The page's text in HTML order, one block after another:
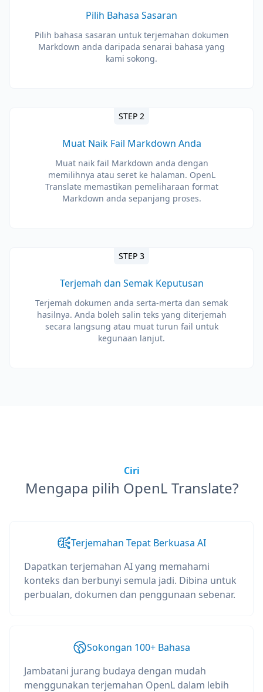
Pilih Bahasa Sasaran
Pilih bahasa sasaran untuk terjemahan dokumen
Markdown anda daripada senarai bahasa yang
kami sokong.
STEP 2
Muat Naik Fail Markdown Anda
Muat naik fail Markdown anda dengan
memilihnya atau seret ke halaman. OpenL
Translate memastikan pemeliharaan format
Markdown anda sepanjang proses.
STEP 3
Terjemah dan Semak Keputusan
Terjemah dokumen anda serta-merta dan semak
hasilnya. Anda boleh salin teks yang diterjemah
secara langsung atau muat turun fail untuk
kegunaan lanjut.
Ciri
Mengapa pilih OpenL Translate?
Terjemahan Tepat Berkuasa AI
Dapatkan terjemahan AI yang memahami
konteks dan berbunyi semula jadi. Dibina untuk
perbualan, dokumen dan penggunaan sebenar.
Sokongan 100+ Bahasa
Jambatani jurang budaya dengan mudah
menggunakan terjemahan OpenL dalam lebih